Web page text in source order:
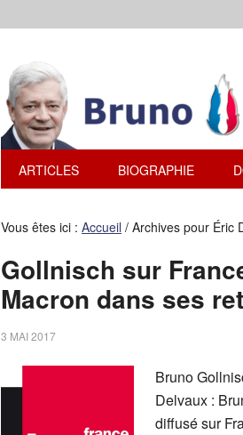
ARTICLES BIOGRAPHIE
Vous êtes ici : Accueil / Archives pour Éric
Gollnisch sur
Macron dans ses
3 MAI 2017
Bruno
Delvaux :
diffusé sur